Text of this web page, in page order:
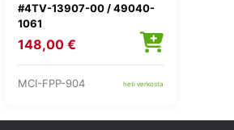
#4TV-13907-00 / 49040-
1061
148,00 €
MCI-FPP-904 heti verkosta